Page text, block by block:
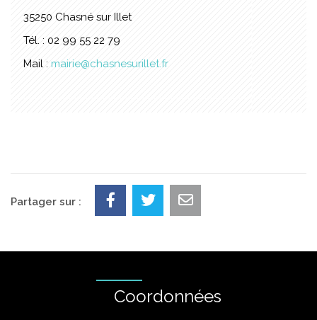
35250 Chasné sur Illet
Tél. : 02 99 55 22 79
Mail : mairie@chasnesurillet.fr
Partager sur :
Coordonnées